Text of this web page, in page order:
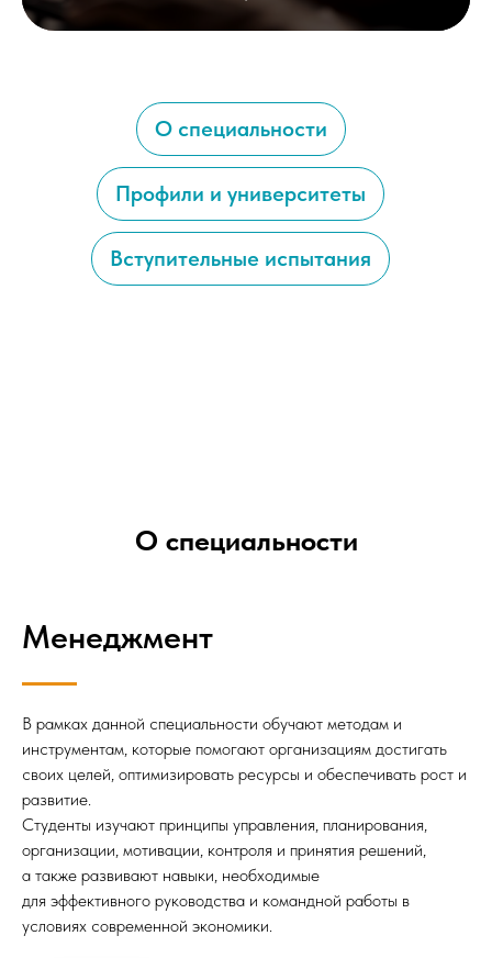
О специальности
Профили и университеты
Вступительные испытания
О специальности
Менеджмент
В рамках данной специальности обучают методам и
инструментам, которые помогают организациям достигать
своих целей, оптимизировать ресурсы и обеспечивать рост и
развитие.
Студенты изучают принципы управления, планирования,
организации, мотивации, контроля и принятия решений,
а также развивают навыки, необходимые
для эффективного руководства и командной работы в
условиях современной экономики.